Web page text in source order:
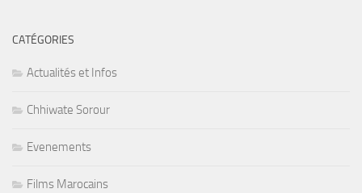
CATÉGORIES
Actualités et Infos
Chhiwate Sorour
Evenements
Films Marocains